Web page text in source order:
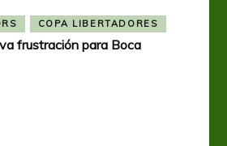
COPA LIBERTADORES
frustración para Boca